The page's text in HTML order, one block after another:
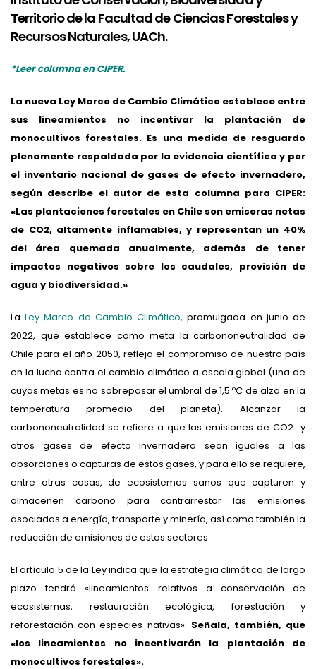
Territorio de la Facultad de Ciencias Forestales y
Recursos Naturales, UACh.
*Leer columna en CIPER.
La nueva Ley Marco de Cambio Climático establece entre
sus lineamientos no incentivar la plantación de
monocultivos forestales. Es una medida de resguardo
plenamente respaldada por la evidencia científica y por
el inventario nacional de gases de efecto invernadero,
según describe el autor de esta columna para CIPER:
«Las plantaciones forestales en Chile son emisoras netas
de CO2, altamente inflamables, y representan un 40%
del área quemada anualmente, además de tener
impactos negativos sobre los caudales, provisión de
agua y biodiversidad.»
LaLey Marco de Cambio Climático, promulgada en junio de
2022, que establece como meta la carbononeutralidad de
Chile para el año 2050, refleja el compromiso de nuestro país
en la lucha contra el cambio climático a escala global (una de
cuyas metas es no sobrepasar el umbral de 1,5 ºC de alza en la
temperatura promedio del planeta). Alcanzar la
carbononeutralidad se refiere a que las emisiones de CO2 y
otros gases de efecto invernadero sean iguales a las
absorciones o capturas de estos gases, y para ello se requiere,
entre otras cosas, de ecosistemas sanos que capturen y
almacenen carbono para contrarrestar las emisiones
asociadas a energía, transporte y minería, así como también la
reducción de emisiones de estos sectores.
El artículo 5 de la Ley indica que la estrategia climática de largo
plazo tendrá «lineamientos relativos a conservación de
ecosistemas, restauración ecológica, forestación y
reforestación con especies nativas». Señala, también, que
«los lineamientos no incentivarán la plantación de
monocultivos forestales».